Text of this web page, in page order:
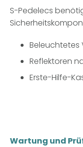
S-Pedelecs
Beleuchtetes
Reflektoren
Erste-Hilfe-
Wartung und